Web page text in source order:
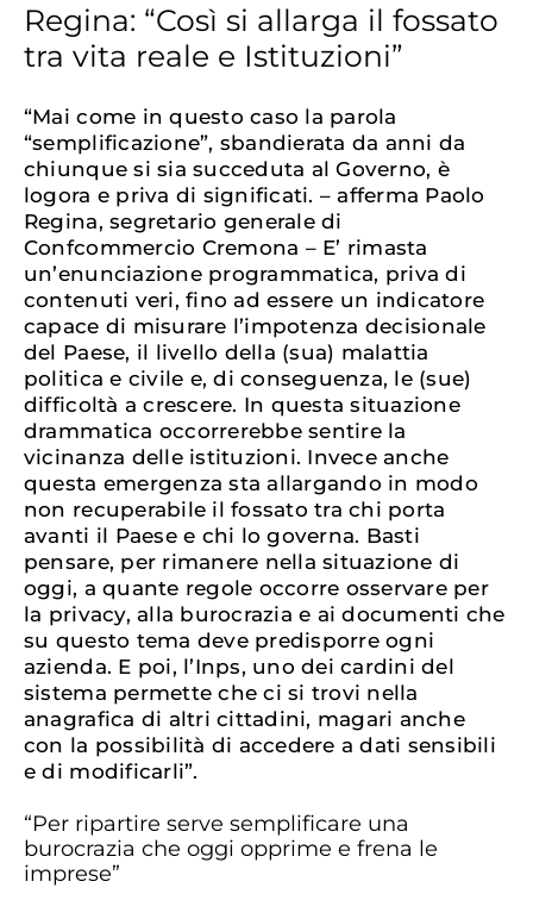
Regina: “Così si allarga il fossato
tra vita reale e Istituzioni”
“Mai come in questo caso la parola
“semplificazione”, sbandierata da anni da
chiunque si sia succeduta al Governo, è
logora e priva di significati. – afferma Paolo
Regina, segretario generale di
Confcommercio Cremona – E’ rimasta
un’enunciazione programmatica, priva di
contenuti veri, fino ad essere un indicatore
capace di misurare l’impotenza decisionale
del Paese, il livello della (sua) malattia
politica e civile e, di conseguenza, le (sue)
difficoltà a crescere. In questa situazione
drammatica occorrerebbe sentire la
vicinanza delle istituzioni. Invece anche
questa emergenza sta allargando in modo
non recuperabile il fossato tra chi porta
avanti il Paese e chi lo governa. Basti
pensare, per rimanere nella situazione di
oggi, a quante regole occorre osservare per
la privacy, alla burocrazia e ai documenti che
su questo tema deve predisporre ogni
azienda. E poi, l’Inps, uno dei cardini del
sistema permette che ci si trovi nella
anagrafica di altri cittadini, magari anche
con la possibilità di accedere a dati sensibili
e di modificarli”.
“Per ripartire serve semplificare una
burocrazia che oggi opprime e frena le
imprese”